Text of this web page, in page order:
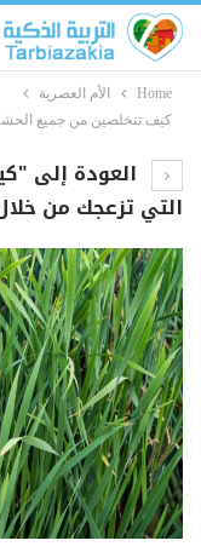
Home
الأم العصرية
كيف تتخلصين من جميع الحشرات
العودة إلى
التي تزعجك من خلال زرع 4